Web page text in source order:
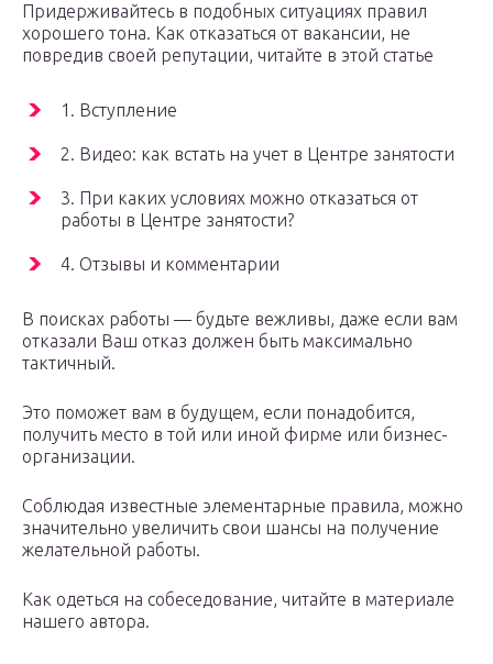
Придерживайтесь в подобных ситуациях правил
хорошего тона. Как отказаться от вакансии, не
повредив своей репутации, читайте в этой статье
1. Вступление
2. Видео: как встать на учет в Центре занятости
3. При каких условиях можно отказаться от
работы в Центре занятости?
4. Отзывы и комментарии
В поисках работы — будьте вежливы, даже если вам
отказали Ваш отказ должен быть максимально
тактичный.
Это поможет вам в будущем, если понадобится,
получить место в той или иной фирме или бизнес-
организации.
Соблюдая известные элементарные правила, можно
значительно увеличить свои шансы на получение
желательной работы.
Как одеться на собеседование, читайте в материале
нашего автора.